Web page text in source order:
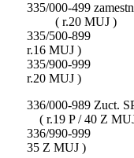
335/000-499
( r.20 MUJ )
335/
r.16 MUJ )
335/900-
r.20 MUJ )
336/000-989 Zuct.
( r.19 P / 40 Z
336/990-
35 Z MUJ )